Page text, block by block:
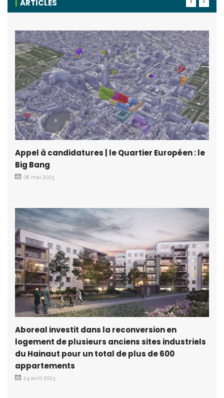
ARTICLES
Appel à candidatures | le Quartier Européen : le
Big Bang
08 mai 2023
Aboreal investit dans la reconversion en
logement de plusieurs anciens sites industriels
du Hainaut pour un total de plus de 600
appartements
24 avril 2023